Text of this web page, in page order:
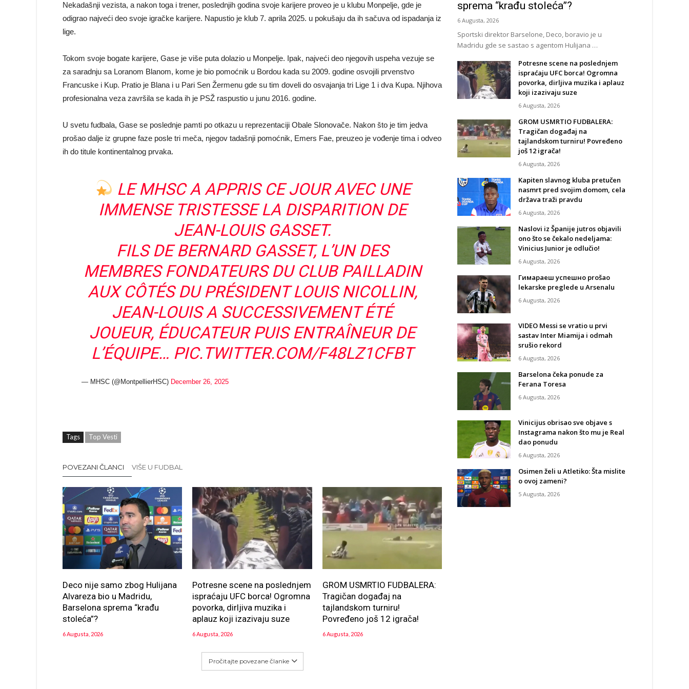
Nekadašnji vezista, a nakon toga i trener, poslednjih godina svoje karijere proveo je u klubu Monpelje, gde je
odigrao najveći deo svoje igračke karijere. Napustio je klub 7. aprila 2025. u pokušaju da ih sačuva od ispadanja iz
lige.
Tokom svoje bogate karijere, Gase je više puta dolazio u Monpelje. Ipak, najveći deo njegovih uspeha vezuje se
za saradnju sa Loranom Blanom, kome je bio pomoćnik u Bordou kada su 2009. godine osvojili prvenstvo
Francuske i Kup. Pratio je Blana i u Pari Sen Žermenu gde su tim doveli do osvajanja tri Lige 1 i dva Kupa. Njihova
profesionalna veza završila se kada ih je PSŽ raspustio u junu 2016. godine.
U svetu fudbala, Gase se poslednje pamti po otkazu u reprezentaciji Obale Slonovače. Nakon što je tim jedva
prošao dalje iz grupne faze posle tri meča, njegov tadašnji pomoćnik, Emers Fae, preuzeo je vođenje tima i odveo
ih do titule kontinentalnog prvaka.
LE MHSC A APPRIS CE JOUR AVEC UNE
IMMENSE TRISTESSE LA DISPARITION DE
JEAN-LOUIS GASSET.
FILS DE BERNARD GASSET, L’UN DES
MEMBRES FONDATEURS DU CLUB PAILLADIN
AUX CÔTÉS DU PRÉSIDENT LOUIS NICOLLIN,
JEAN-LOUIS A SUCCESSIVEMENT ÉTÉ
JOUEUR, ÉDUCATEUR PUIS ENTRAÎNEUR DE
L’ÉQUIPE… PIC.TWITTER.COM/F48LZ1CFBT
— MHSC (@MontpellierHSC) December 26, 2025
Tags Top Vesti
POVEZANI ČLANCI VIŠE U FUDBAL
Deco nije samo zbog Hulijana
Alvareza bio u Madridu,
Barselona sprema “krađu
stoleća”?
6 Augusta, 2026
Potresne scene na poslednjem
ispraćaju UFC borca! Ogromna
povorka, dirljiva muzika i
aplauz koji izazivaju suze
6 Augusta, 2026
GROM USMRTIO FUDBALERA:
Tragičan događaj na
tajlandskom turniru!
Povređeno još 12 igrača!
6 Augusta, 2026
Pročitajte povezane članke
sprema “krađu stoleća”?
6 Augusta, 2026
Sportski direktor Barselone, Deco, boravio je u
Madridu gde se sastao s agentom Hulijana …
Potresne scene na poslednjem
ispraćaju UFC borca! Ogromna
povorka, dirljiva muzika i aplauz
koji izazivaju suze
6 Augusta, 2026
GROM USMRTIO FUDBALERA:
Tragičan događaj na
tajlandskom turniru! Povređeno
još 12 igrača!
6 Augusta, 2026
Kapiten slavnog kluba pretučen
nasmrt pred svojim domom, cela
država traži pravdu
6 Augusta, 2026
Naslovi iz Španije jutros objavili
ono što se čekalo nedeljama:
Vinicius Junior je odlučio!
6 Augusta, 2026
Гимараеш успешно prošao
lekarske preglede u Arsenalu
6 Augusta, 2026
VIDEO Messi se vratio u prvi
sastav Inter Miamija i odmah
srušio rekord
6 Augusta, 2026
Barselona čeka ponude za
Ferana Toresa
6 Augusta, 2026
Vinicijus obrisao sve objave s
Instagrama nakon što mu je Real
dao ponudu
6 Augusta, 2026
Osimen želi u Atletiko: Šta mislite
o ovoj zameni?
5 Augusta, 2026